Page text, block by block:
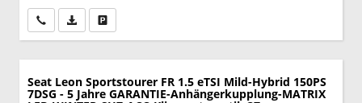
Wir rufen Sie anPDF-Datei, Fahrzeugexposé drucken
Seat Leon Sportstourer FR 1.5 eTSI Mild-Hybrid 150PS
7DSG - 5 Jahre GARANTIE-Anhängerkupplung-MATRIX